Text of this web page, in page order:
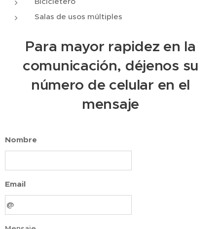
Salas de usos múltiples
Para mayor rapidez en la
comunicación, déjenos su
número de celular en el
mensaje
Nombre
Email